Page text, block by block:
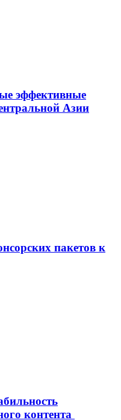
эффективные
Азии
пакетов к
контента